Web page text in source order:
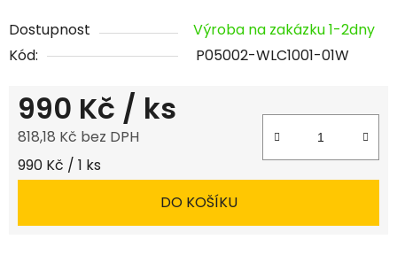
Dostupnost
Výroba na zakázku 1-2dny
Kód:
P05002-WLC1001-01W
990 Kč / ks
818,18 Kč bez DPH
Měrná cena:
990 Kč / 1 ks
DO KOŠÍKU